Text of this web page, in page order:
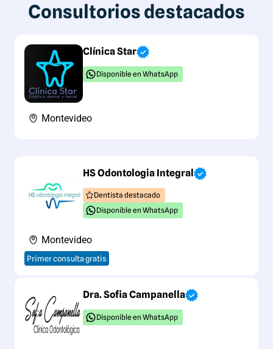
Consultorios destacados
Clínica Star
Disponible en WhatsApp
Montevideo
HS Odontologia Integral
Dentista destacado
Disponible en WhatsApp
Montevideo
Primer consulta gratis
Dra. Sofia Campanella
Disponible en WhatsApp